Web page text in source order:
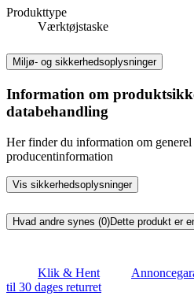
Produkttype
Værktøjstaske
Miljø- og sikkerhedsoplysninger
Information om
databehandling
Her finder du information om
producentinformation
Vis sikkerhedsoplysninger
Hvad andre synes (0)Dette produkt er
Klik & Hent
til 30 dages returret